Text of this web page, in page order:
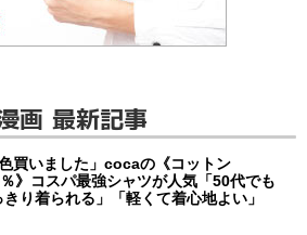
画 最新記事
色買いました」cocaの《コットン
》コスパ最強シャツが人気「50代でも
きり着られる」「軽くて着心地よい」